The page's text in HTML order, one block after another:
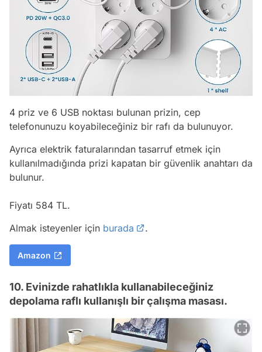
4 priz ve 6 USB noktası bulunan prizin, cep
telefonunuzu koyabileceğiniz bir rafı da bulunuyor.
Ayrıca elektrik faturalarından tasarruf etmek için
kullanılmadığında prizi kapatan bir güvenlik anahtarı da
bulunur.
Fiyatı 584 TL.
Almak isteyenler için burada .
Amazon
10. Evinizde rahatlıkla kullanabileceğiniz
depolama raflı kullanışlı bir çalışma masası.